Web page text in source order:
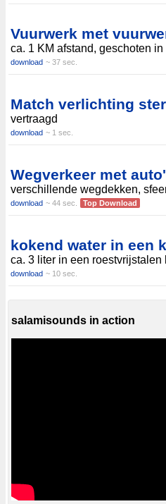
Vuurwerk met
ca. 1 KM afstand, geschoten in
download ~ 37 sec.
Match verlichting
vertraagd
download ~ 1 sec.
Wegverkeer met
verschillende wegdekken,
download ~ 44 sec. Top Download
kokend water in een
ca. 3 liter in een roestvrijstalen
download ~ 10 sec.
salamisounds in action